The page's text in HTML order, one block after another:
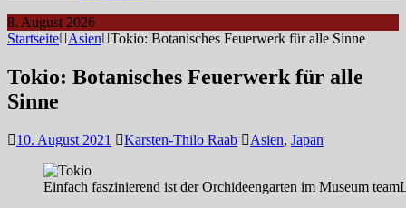
8. August 2026
Startseite
Asien Tokio: Botanisches Feuerwerk für alle Sinne
Tokio: Botanisches Feuerwerk für alle
Sinne
10. August 2021 Karsten-Thilo Raab Asien, Japan
Einfach faszinierend ist der Orchideengarten im Museum